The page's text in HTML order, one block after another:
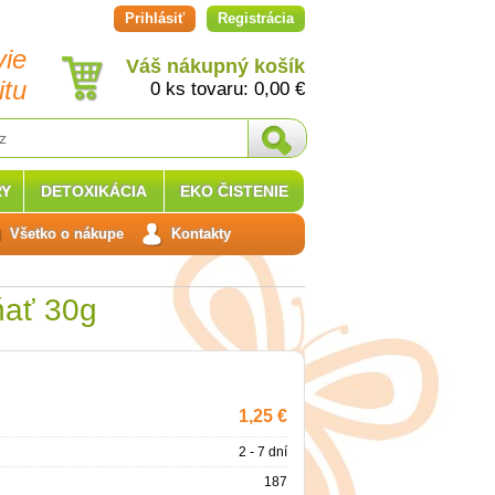
Prihlásiť Registrácia
Váš nákupný košík
0 ks tovaru: 0,00 €
30g
1,25 €
2 - 7 dní
187
DETOXIKÁCIA EKO ČISTENIE
Všetko o nákupe Kontakty